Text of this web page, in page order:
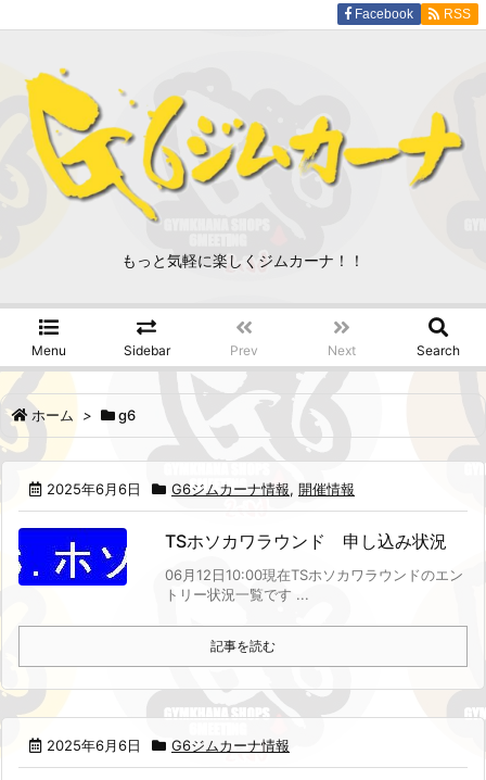
もっと気軽に楽しくジムカーナ！！
Menu Sidebar Prev Next Search
Facebook RSS
ホーム > g6
2025年6月6日 G6ジムカーナ情報, 開催情報
TSホソカワラウンド 申し込み状況
06月12日10:00現在TSホソカワラウンドのエン
トリー状況一覧です ...
記事を読む
2025年6月6日 G6ジムカーナ情報